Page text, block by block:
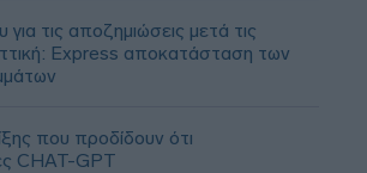
τις αποζημιώσεις μετά τις
Express αποκατάσταση των
που προδίδουν ότι
CHAT-GPT